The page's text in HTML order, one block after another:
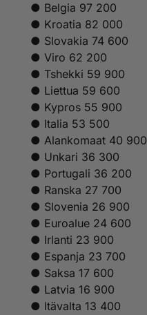
● Belgia 97 200
● Kroatia 82 000
● Slovakia 74 600
● Viro 62 200
● Tshekki 59 900
● Liettua 59 600
● Kypros 55 900
● Italia 53 500
● Alankomaat 40 900
● Unkari 36 300
● Portugali 36 200
● Ranska 27 700
● Slovenia 26 900
● Euroalue 24 600
● Irlanti 23 900
● Espanja 23 700
● Saksa 17 600
● Latvia 16 900
● Itävalta 13 400